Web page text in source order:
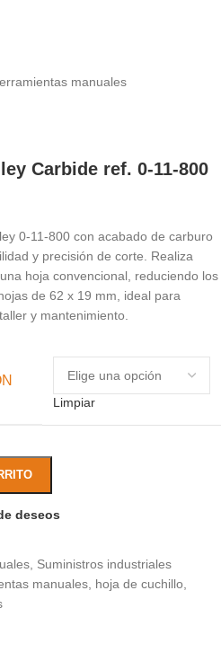
manuales
Carbide ref. 0-11-800
0-11-800 con acabado de carburo
y precisión de corte. Realiza
hoja convencional, reduciendo los
de 62 x 19 mm, ideal para
y mantenimiento.
Limpiar
deseos
, Suministros industriales
manuales, hoja de cuchillo,